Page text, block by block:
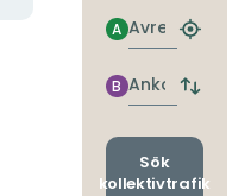
Avresa
A
Hitta
Ankomst
B
Byt
och
Sök
kollektivtrafik